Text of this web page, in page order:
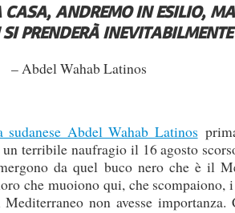
CASA, ANDREMO IN ESILIO,
PRENDERÀ
– Abdel Wahab Latinos
sudanese Abdel Wahab Latinos
terribile naufragio il 16 agosto
da quel buco nero che è il
che muoiono qui, che
non avesse importanza.